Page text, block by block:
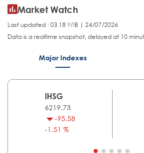
Market Watch
Last updated : 03.18 WIB | 24/07/2026
Data is a realtime snapshot, delayed at 10
Major Indexes
IHSG
6219.73
-95.58
-1.51 %